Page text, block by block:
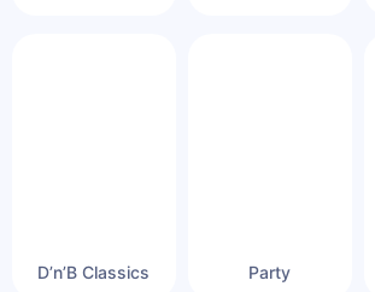
D’n’B Classics Party